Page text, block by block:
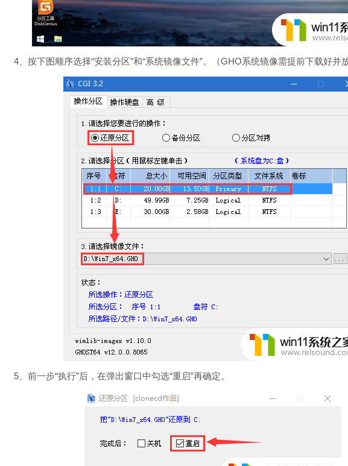
4、按下图顺序选择“安装分区”和“系统镜像文件”。（GHO系统镜像需提前下载好并
5、前一步“执行”后，在弹出窗口中勾选“重启”再确定。